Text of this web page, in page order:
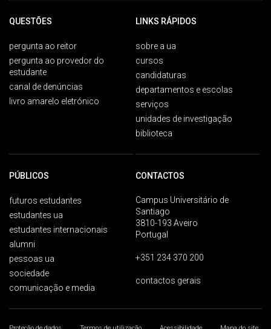
QUESTÕES
pergunta ao reitor
pergunta ao provedor do
estudante
canal de denúncias
livro amarelo eletrónico
LINKS RÁPIDOS
sobre a ua
cursos
candidaturas
departamentos e escolas
serviços
unidades de investigação
biblioteca
PÚBLICOS
futuros estudantes
estudantes ua
estudantes internacionais
alumni
pessoas ua
sociedade
comunicação e media
CONTACTOS
Campus Universitário de
Santiago
3810-193 Aveiro
Portugal
+351 234 370 200
contactos gerais